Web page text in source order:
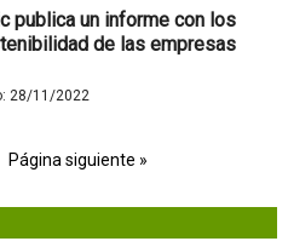
publica un informe con los
de las empresas
28/11/2022
Página siguiente »